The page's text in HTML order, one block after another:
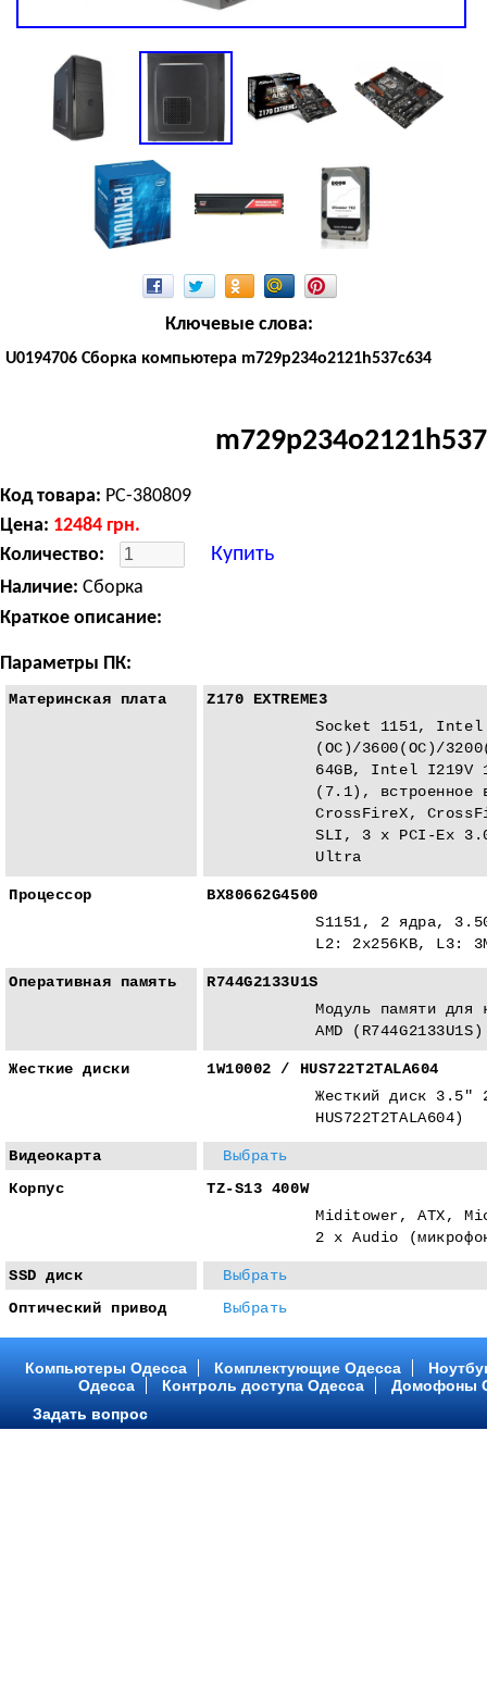
Ключевые слова:
U0194706 Сборка компьютера m729p234o2121h537c634
Код товара: PC-380809
Цена: 12484 грн.
Количество:
Купить
Наличие: Сборка
Краткое описание:
Параметры ПК:
Материнская плата
Z170 EXTREME3
Socket 1151, Intel
(OC)/3600(OC)/
64GB, Intel I219V
(7.1), встроенное
CrossFireX,
SLI, 3 x PCI-Eх
Ultra
Процессор
BX80662G4500
S1151, 2 ядра,
L2: 2x256KB, L3:
Оперативная память
R744G2133U1S
Модуль памяти для
AMD (R744G2133U1S)
Жесткие диски
1W10002 / HUS722T2TALA604
Жесткий диск 3.5"
HUS722T2TALA604)
Видеокарта
Выбрать
Корпус
TZ-S13 400W
Miditower, ATX,
2 x Audio
SSD диск
Выбрать
Оптический привод
Выбрать
Компьютеры Одесса Комплектующие Одесса
Одесса
Контроль доступа Одесса
Домофоны
Задать вопрос